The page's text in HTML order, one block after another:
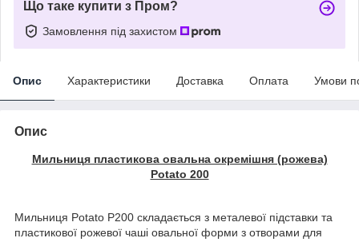
Що таке купити з Пром?
Замовлення під захистом
Опис Характеристики Доставка Оплата Умови
Опис
Мильниця пластикова овальна окремішня (рожева)
Potato 200
Мильниця Potato P200 складається з металевої підставки та
пластикової рожевої чаші овальної форми з отворами для